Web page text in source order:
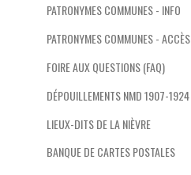
PATRONYMES COMMUNES - INFO
PATRONYMES COMMUNES - ACCÈS
FOIRE AUX QUESTIONS (FAQ)
DÉPOUILLEMENTS NMD 1907-1924
LIEUX-DITS DE LA NIÈVRE
BANQUE DE CARTES POSTALES